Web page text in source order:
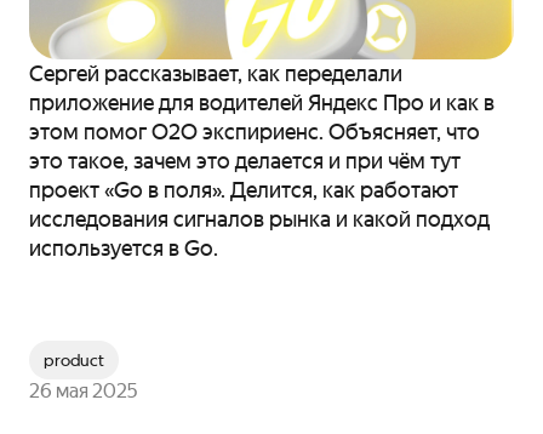
Сергей рассказывает, как переделали
приложение для водителей Яндекс Про и как в
этом помог О2О экспириенс. Объясняет, что
это такое, зачем это делается и при чём тут
проект «Go в поля». Делится, как работают
исследования сигналов рынка и какой подход
используется в Go.
product
26 мая 2025